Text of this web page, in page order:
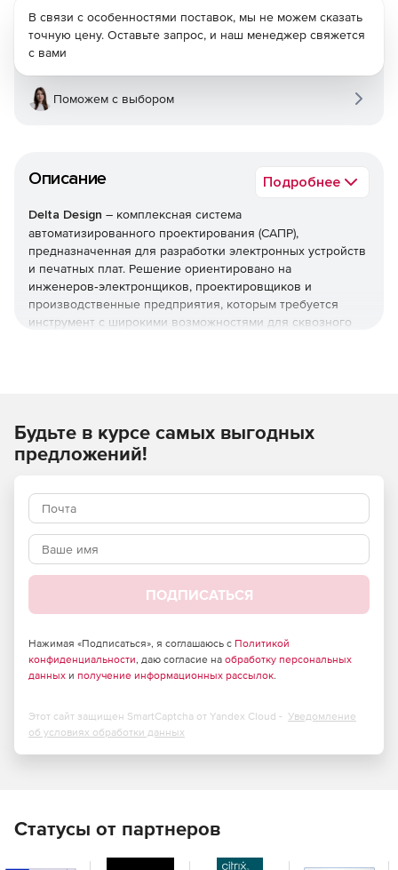
Описание Подробнее
Delta Design – комплексная система
автоматизированного проектирования (САПР),
предназначенная для разработки электронных устройств
и печатных плат. Решение ориентировано на
инженеров‑электронщиков, проектировщиков и
производственные предприятия, которым требуется
инструмент с широкими возможностями для сквозного
Design
В связи с особенностями поставок, мы не можем сказать
точную цену. Оставьте запрос, и наш менеджер свяжется
с вами
Поможем с выбором
Будьте в курсе самых выгодных
предложений!
ПОДПИСАТЬСЯ
Нажимая «Подписаться», я соглашаюсь с Политикой
конфиденциальности, даю согласие на обработку персональных
данных и получение информационных рассылок.
Этот сайт защищен SmartCaptcha от Yandex Cloud - Уведомление
об условиях обработки данных
Статусы от партнеров